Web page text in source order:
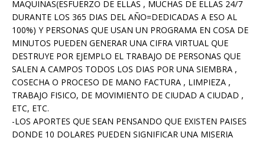
MAQUINAS(ESFUERZO DE ELLAS , MUCHAS DE ELLAS 24/7
DURANTE LOS 365 DIAS DEL AÑO=DEDICADAS A ESO AL
100%) Y PERSONAS QUE USAN UN PROGRAMA EN COSA DE
MINUTOS PUEDEN GENERAR UNA CIFRA VIRTUAL QUE
DESTRUYE POR EJEMPLO EL TRABAJO DE PERSONAS QUE
SALEN A CAMPOS TODOS LOS DIAS POR UNA SIEMBRA ,
COSECHA O PROCESO DE MANO FACTURA , LIMPIEZA ,
TRABAJO FISICO, DE MOVIMIENTO DE CIUDAD A CIUDAD ,
ETC, ETC.
-LOS APORTES QUE SEAN PENSANDO QUE EXISTEN PAISES
DONDE 10 DOLARES PUEDEN SIGNIFICAR UNA MISERIA